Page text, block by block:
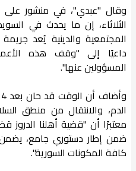
وقال "عبدي"، في منشور
الثلاثاء، إن ما يحدث في
المجتمعية والدينية يُعد
داعيًا إلى "وقف هذه
المسؤولين عنها".
الدم، والانتقال من منطق
معتبرًا أن "قضية أهلنا الدروز
ضمن إطار دستوري جامع،
كافة المكونات السورية".